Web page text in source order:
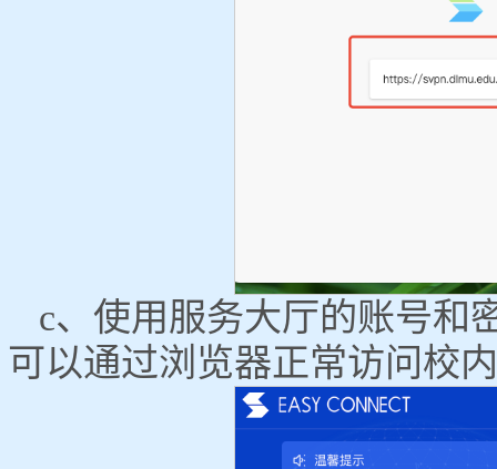
c、使用服务大厅的账号和
可以通过浏览器正常访问校